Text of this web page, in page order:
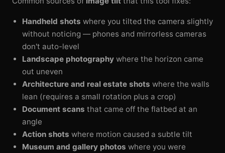
Handheld shots where you tilted the camera slightly
without noticing — phones and mirrorless cameras
don't auto-level
Landscape photography where the horizon came
out uneven
Architecture and real estate shots where the walls
lean (requires a small rotation plus a crop)
Document scans that came off the flatbed at an
angle
Action shots where motion caused a subtle tilt
Museum and gallery photos where you were